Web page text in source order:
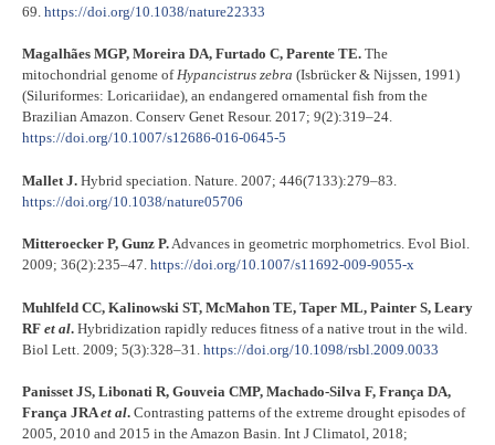
69. https://doi.org/10.1038/nature22333
Magalhães MGP, Moreira DA, Furtado C, Parente TE. The
mitochondrial genome ofHypancistrus zebra (Isbrücker & Nijssen, 1991)
(Siluriformes: Loricariidae), an endangered ornamental fish from the
Brazilian Amazon. Conserv Genet Resour. 2017; 9(2):319–24.
https://doi.org/10.1007/s12686-016-0645-5
Mallet J. Hybrid speciation. Nature. 2007; 446(7133):279–83.
https://doi.org/10.1038/nature05706
Mitteroecker P, Gunz P.Advances in geometric morphometrics. Evol Biol.
2009; 36(2):235–47. https://doi.org/10.1007/s11692-009-9055-x
Muhlfeld CC, Kalinowski ST, McMahon TE, Taper ML, Painter S, Leary
RF et al. Hybridization rapidly reduces fitness of a native trout in the wild.
Biol Lett. 2009; 5(3):328–31. https://doi.org/10.1098/rsbl.2009.0033
Panisset JS, Libonati R, Gouveia CMP, Machado-Silva F, França DA,
França JRAet al. Contrasting patterns of the extreme drought episodes of
2005, 2010 and 2015 in the Amazon Basin. Int J Climatol, 2018;